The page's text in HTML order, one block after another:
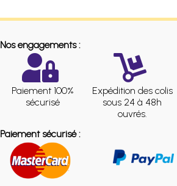
Nos engagements :
Paiement 100%
sécurisé
Expédition des colis
sous 24 à 48h
ouvrés.
Paiement sécurisé :